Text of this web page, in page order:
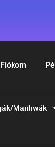
Fiókom
Manhwák